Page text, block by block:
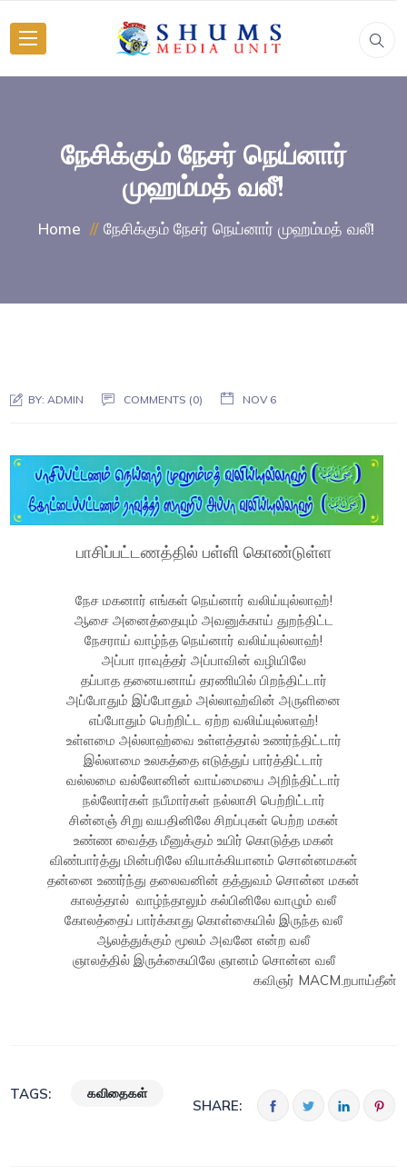
நேசிக்கும் நேசர் நெய்னார்
முஹம்மத் வலீ!
Home நேசிக்கும் நேசர் நெய்னார் முஹம்மத் வலீ!
BY:ADMIN COMMENTS (0) NOV 6
பாசிப்பட்டணத்தில் பள்ளி கொண்டுள்ள
நேச மகனார் எங்கள் நெய்னார் வலிய்யுல்லாஹ்!
ஆசை அனைத்தையும் அவனுக்காய் துறந்திட்ட
நேசராய் வாழ்ந்த நெய்னார் வலிய்யுல்லாஹ்!
அப்பா ராவுத்தர் அப்பாவின் வழியிலே
தப்பாத தனையனாய் தரணியில் பிறந்திட்டார்
அப்போதும் இப்போதும் அல்லாஹ்வின் அருளினை
எப்போதும் பெற்றிட்ட ஏற்ற வலிய்யுல்லாஹ்!
உள்ளமை அல்லாஹ்வை உள்ளத்தால் உணர்ந்திட்டார்
இல்லாமை உலகத்தை எடுத்துப் பார்த்திட்டார்
வல்லமை வல்லோனின் வாய்மையை அறிந்திட்டார்
நல்லோர்கள் நபீமார்கள் நல்லாசி பெற்றிட்டார்
சின்னஞ் சிறு வயதினிலே சிறப்புகள் பெற்ற மகன்
உண்ண வைத்த மீனுக்கும் உயிர் கொடுத்த மகன்
விண்பார்த்து மின்பரிலே வியாக்கியானம் சொன்னமகன்
தன்னை உணர்ந்து தலைவனின் தத்துவம் சொன்ன மகன்
காலத்தால் வாழ்ந்தாலும் கல்பினிலே வாழும் வலீ
கோலத்தைப் பார்க்காது கொள்கையில் இருந்த வலீ
ஆலத்துக்கும் மூலம் அவனே என்ற வலீ
ஞாலத்தில் இருக்கையிலே ஞானம் சொன்ன வலீ
கவிஞர் MACM.றபாய்தீன்
TAGS: கவிதைகள்
SHARE: